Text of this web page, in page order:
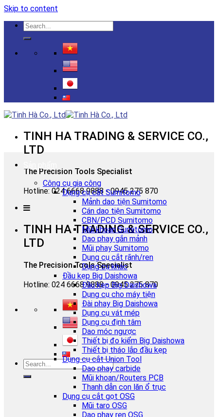
Skip to content
TINH HA TRADING & SERVICE CO.,
LTD
The Precision Tools Specialist
Hotline: 024 6668 9888 - 0945 275 870
TINH HA TRADING & SERVICE CO.,
LTD
The Precision Tools Specialist
Hotline: 024 6668 9888 - 0945 275 870
Công cụ gia công
Dụng cụ cắt Sumitomo
Mảnh dao tiện Sumitomo
Cán dao tiện Sumitomo
CBN/PCD Sumitomo
Mũi khoan Sumitomo
Dao phay gắn mảnh
Mũi phay Sumitomo
Dụng cụ cắt rãnh/ren
Dụng cụ khác
Đầu kẹp Big Daishowa
Đầu kẹp Big Daishowa
Dụng cụ cho máy tiện
Đài phay Big Daishowa
Dụng cụ vát mép
Dụng cụ định tâm
Dao móc ngược
Thiết bị đo kiểm Big Daishowa
Thiết bị tháo lắp đầu kẹp
Dụng cụ cắt Union Tool
Dao phay carbide
Mũi khoan/Routers PCB
Thanh dẫn con lăn ổ trục
Dụng cụ cắt gọt OSG
Mũi taro OSG
Dao phay ren OSG